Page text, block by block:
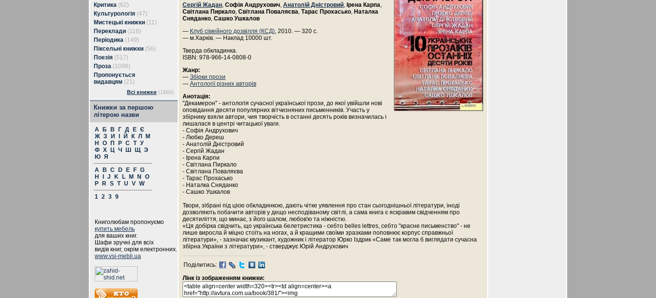
Критика (62)
Культурологія (47)
Мистецькі книжки (11)
Переклади (116)
Періодика (149)
Піксельні книжки (56)
Поезія (517)
Проза (1098)
Пропонується
видавцям (21)
Всі книжки (1660)
Книжки за першою
літерою назви
А Б В Г Д Е Є
Ж З И Й К Л
М
Н
О П Р С Т У
Ф Х Ц Ч Ш Щ Э
Ю Я
A
B C D E F G
H
J K L M N
O
P
R S T U V W
1 2 3 9
Книголюбам пропонуємо
купить мебель
для ваших книг.
Шафи зручні для всіх
видів книг, окрім електронних.
www.vsi-mebli.ua
Сергій Жадан, Софія Андрухович, Анатолій Дністровий, Ірена Карпа,
Світлана Пиркало, Світлана Поваляєва, Тарас Прохасько, Наталка
Сняданко, Сашко Ушкалов
— Клуб сімейного дозвілля (КСД), 2010. — 320 с.
— м.Харків. — Наклад 10000 шт.
Тверда обкладинка.
ISBN: 978-966-14-0808-0
Жанр:
— Збірки прози
— Антології різних авторів
Анотація:
"Декамерон" - антологія сучасної української прози, до якої увійшли нові
оповідання десяти популярних вітчизняних письменників. Участь у
збірнику взяли автори, чия творчість в останні десять років визначилась і
лишалася в центрі читацької уваги.
- Софія Андрухович
- Любко Дереш
- Анатолій Дністровий
- Сергій Жадан
- Ірена Карпи
- Світлана Пиркало
- Світлана Поваляєва
- Тарас Прохасько
- Наталка Сняданко
- Сашко Ушкалов
Твори, зібрані під цією обкладинкою, дають чітке уявлення про стан сьогоднішньої літератури, іноді
дозволяють побачити авторів у дещо несподіваному світлі, а сама книга є яскравим свідченням про
десятиліття, що минає, з його шалом, любов'ю та ніжністю.
«Ця добірка свідчить, що українська белетристика - себто belles lettres, себто "красне письменство" - не
лише виросла й міцно стоїть на ногах, а й кращими своїми зразками поповнює корпус справжньої
літератури», - зазначає музикант, художник і літератор Юрко Іздрик «Саме так могла б виглядати сучасна
збірна України з літератури», - стверджує Юрій Андрухович
Поділитись:
Лінк із зображенням книжки: